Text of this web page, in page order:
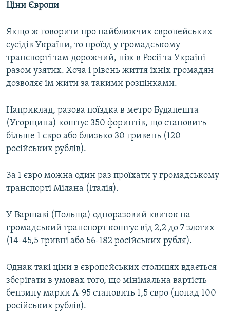
Ціни Європи
Якщо ж говорити про найближчих європейських
сусідів України, то проїзд у громадському
транспорті там дорожчий, ніж в Росії та Україні
разом узятих. Хоча і рівень життя їхніх громадян
дозволяє їм жити за такими розцінками.
Наприклад, разова поїздка в метро Будапешта
(Угорщина) коштує 350 форинтів, що становить
більше 1 євро або близько 30 гривень (120
російських рублів).
За 1 євро можна один раз проїхати у громадському
транспорті Мілана (Італія).
У Варшаві (Польща) одноразовий квиток на
громадський транспорт коштує від 2,2 до 7 злотих
(14-45,5 гривні або 56-182 російських рубля).
Однак такі ціни в європейських столицях вдається
зберігати в умовах того, що мінімальна вартість
бензину марки А-95 становить 1,5 євро (понад 100
російських рублів).